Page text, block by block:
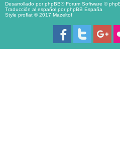
Desarrollado porphpBB® Forum Software ©
Traducción al español porphpBB España
Style proflat © 2017 Mazeltof